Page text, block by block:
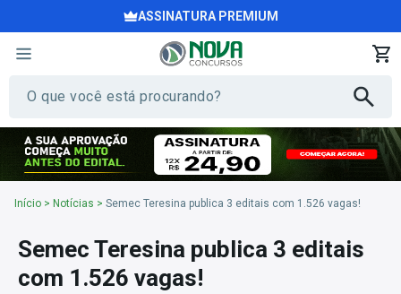
ASSINATURA PREMIUM
Início > Notícias > Semec Teresina publica 3 editais com 1.526 vagas!
Semec Teresina publica 3 editais
com 1.526 vagas!